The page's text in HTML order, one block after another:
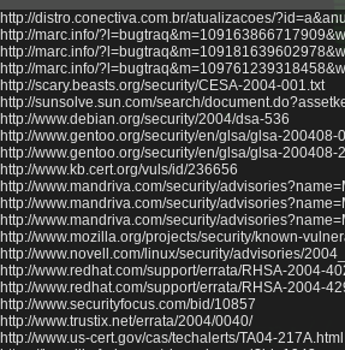
http://distro.conectiva.com.br/atualizacoes/
http://marc.info/
http://marc.info/
http://marc.info/
http://scary.beasts.org/security/CESA-2004-001.txt
http://sunsolve.sun.com/search/
http://www.debian.org/security/2004/dsa-536
http://www.gentoo.org/security/en/glsa/glsa-200408-
http://www.gentoo.org/security/en/glsa/glsa-200408-
http://www.kb.cert.org/vuls/id/236656
http://www.mandriva.com/security/
http://www.mandriva.com/security/
http://www.mandriva.com/security/
http://www.mozilla.org/projects/security/known-
http://www.novell.com/linux/security/advisories/
http://www.redhat.com/support/errata/RHSA-2004-
http://www.redhat.com/support/errata/RHSA-2004-
http://www.securityfocus.com/bid/10857
http://www.trustix.net/errata/2004/0040/
http://www.us-cert.gov/cas/techalerts/TA04-217A.html